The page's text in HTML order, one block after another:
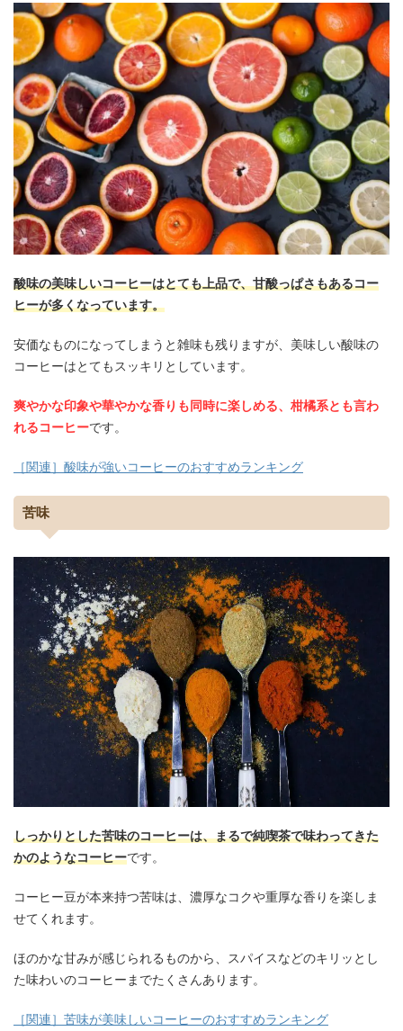
酸味の美味しいコーヒーはとても上品で、甘酸っぱさもあるコー
ヒーが多くなっています。
安価なものになってしまうと雑味も残りますが、美味しい酸味の
コーヒーはとてもスッキリとしています。
爽やかな印象や華やかな香りも同時に楽しめる、柑橘系とも言わ
れるコーヒーです。
［関連］酸味が強いコーヒーのおすすめランキング
苦味
しっかりとした苦味のコーヒーは、まるで純喫茶で味わってきた
かのようなコーヒーです。
コーヒー豆が本来持つ苦味は、濃厚なコクや重厚な香りを楽しま
せてくれます。
ほのかな甘みが感じられるものから、スパイスなどのキリッとし
た味わいのコーヒーまでたくさんあります。
［関連］苦味が美味しいコーヒーのおすすめランキング